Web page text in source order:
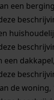
een
een
de woning,